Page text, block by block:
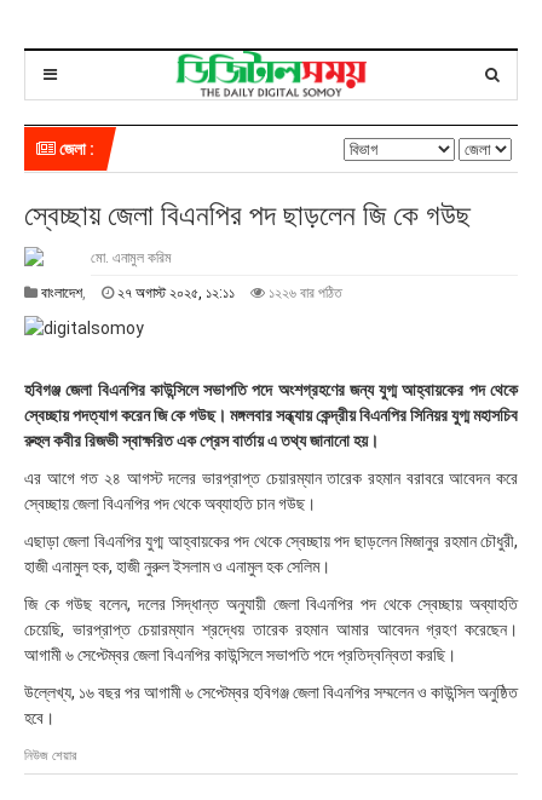
জেলা :
স্বেচ্ছায় জেলা বিএনপির পদ ছাড়লেন জি কে গউছ
মো. এনামুল করিম
বাংলাদেশ, ২৭ অগাস্ট ২০২৫, ১২:১১
স্ট
২
০
২
,
১
১
১
১২২৬ বার পঠিত
হবিগঞ্জ জেলা বিএনপির কাউন্সিলে সভাপতি পদে অংশগ্রহণের জন্য যুগ্ম আহ্বায়কের পদ থেকে
স্বেচ্ছায় পদত্যাগ করেন জি কে গউছ। মঙ্গলবার সন্ধ্যায় কেন্দ্রীয় বিএনপির সিনিয়র যুগ্ম মহাসচিব
রুহুল কবীর রিজভী স্বাক্ষরিত এক প্রেস বার্তায় এ তথ্য জানানো হয়।
এর আগে গত ২৪ আগস্ট দলের ভারপ্রাপ্ত চেয়ারম্যান তারেক রহমান বরাবরে আবেদন করে
স্বেচ্ছায় জেলা বিএনপির পদ থেকে অব্যাহতি চান গউছ।
এছাড়া জেলা বিএনপির যুগ্ম আহ্বায়কের পদ থেকে স্বেচ্ছায় পদ ছাড়লেন মিজানুর রহমান চৌধুরী,
হাজী এনামুল হক, হাজী নুরুল ইসলাম ও এনামুল হক সেলিম।
জি কে গউছ বলেন, দলের সিদ্ধান্ত অনুযায়ী জেলা বিএনপির পদ থেকে স্বেচ্ছায় অব্যাহতি
চেয়েছি, ভারপ্রাপ্ত চেয়ারম্যান শ্রদ্ধেয় তারেক রহমান আমার আবেদন গ্রহণ করেছেন।
আগামী ৬ সেপ্টেম্বর জেলা বিএনপির কাউন্সিলে সভাপতি পদে প্রতিদ্বন্বিতা করছি।
উল্লেখ্য, ১৬ বছর পর আগামী ৬ সেপ্টেম্বর হবিগঞ্জ জেলা বিএনপির সম্মলেন ও কাউন্সিল অনুষ্ঠিত
হবে।
নিউজ শেয়ার